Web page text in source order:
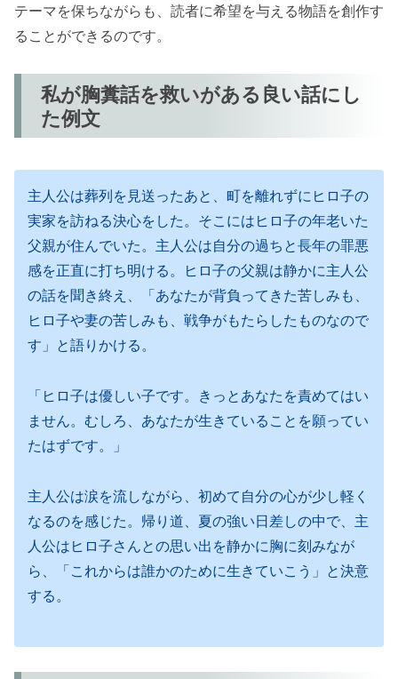
テーマを保ちながらも、読者に希望を与える物語を創作す
ることができるのです。
私が胸糞話を救いがある良い話にし
た例文
主人公は葬列を見送ったあと、町を離れずにヒロ子の
実家を訪ねる決心をした。そこにはヒロ子の年老いた
父親が住んでいた。主人公は自分の過ちと長年の罪悪
感を正直に打ち明ける。ヒロ子の父親は静かに主人公
の話を聞き終え、「あなたが背負ってきた苦しみも、
ヒロ子や妻の苦しみも、戦争がもたらしたものなので
す」と語りかける。
「ヒロ子は優しい子です。きっとあなたを責めてはい
ません。むしろ、あなたが生きていることを願ってい
たはずです。」
主人公は涙を流しながら、初めて自分の心が少し軽く
なるのを感じた。帰り道、夏の強い日差しの中で、主
人公はヒロ子さんとの思い出を静かに胸に刻みなが
ら、「これからは誰かのために生きていこう」と決意
する。